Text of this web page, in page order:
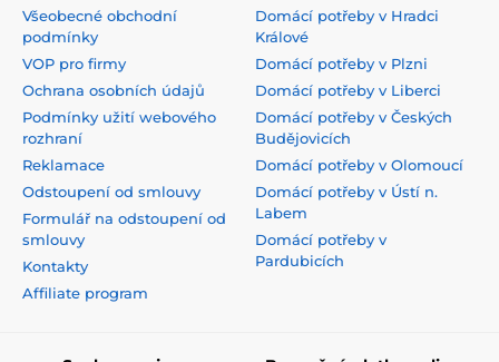
Všeobecné obchodní
podmínky
VOP pro firmy
Ochrana osobních údajů
Podmínky užití webového
rozhraní
Reklamace
Odstoupení od smlouvy
Formulář na odstoupení od
smlouvy
Kontakty
Affiliate program
Domácí potřeby v Hradci
Králové
Domácí potřeby v Plzni
Domácí potřeby v Liberci
Domácí potřeby v Českých
Budějovicích
Domácí potřeby v Olomoucí
Domácí potřeby v Ústí n.
Labem
Domácí potřeby v
Pardubicích